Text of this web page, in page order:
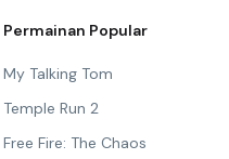
Permainan Popular
My Talking Tom
Temple Run 2
Free Fire: The Chaos